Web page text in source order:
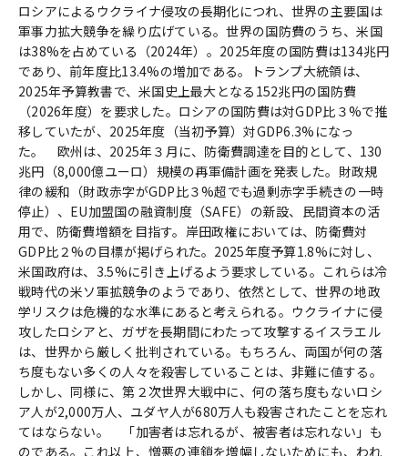
ロシアによるウクライナ侵攻の長期化につれ、世界の主要国は
軍事力拡大競争を繰り広げている。世界の国防費のうち、米国
は38%を占めている（2024年）。2025年度の国防費は134兆円
であり、前年度比13.4%の増加である。トランプ大統領は、
2025年予算教書で、米国史上最大となる152兆円の国防費
（2026年度）を要求した。ロシアの国防費は対GDP比３%で推
移していたが、2025年度（当初予算）対GDP6.3%になっ
た。 欧州は、2025年３月に、防衛費調達を目的として、130
兆円（8,000億ユーロ）規模の再軍備計画を発表した。財政規
律の緩和（財政赤字がGDP比３%超でも過剰赤字手続きの一時
停止）、EU加盟国の融資制度（SAFE）の新設、民間資本の活
用で、防衛費増額を目指す。岸田政権においては、防衛費対
GDP比２%の目標が掲げられた。2025年度予算1.8%に対し、
米国政府は、3.5%に引き上げるよう要求している。これらは冷
戦時代の米ソ軍拡競争のようであり、依然として、世界の地政
学リスクは危機的な水準にあると考えられる。ウクライナに侵
攻したロシアと、ガザを長期間にわたって攻撃するイスラエル
は、世界から厳しく批判されている。もちろん、両国が何の落
ち度もない多くの人々を殺害していることは、非難に値する。
しかし、同様に、第２次世界大戦中に、何の落ち度もないロシ
ア人が2,000万人、ユダヤ人が680万人も殺害されたことを忘れ
てはならない。 「加害者は忘れるが、被害者は忘れない」も
のである。これ以上、憎悪の連鎖を増幅しないためにも、われ